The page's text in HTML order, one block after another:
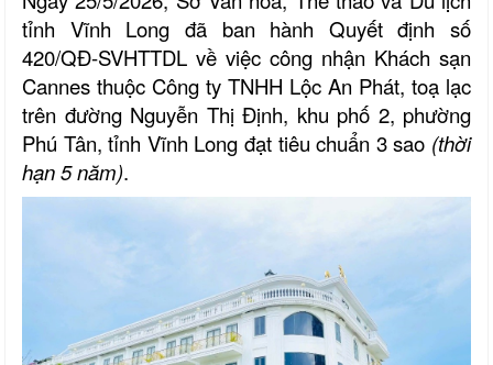
tỉnh Vĩnh Long đã ban hành Quyết định số
420/QĐ-SVHTTDL về việc công nhận Khách sạn
Cannes thuộc Công ty TNHH Lộc An Phát, toạ lạc
trên đường Nguyễn Thị Định, khu phố 2, phường
Phú Tân, tỉnh Vĩnh Long đạt tiêu chuẩn 3 sao (thời
hạn 5 năm).